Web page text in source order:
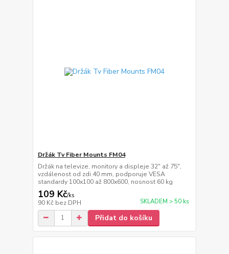
Držák Tv Fiber Mounts FM04
Držák na televize, monitory a displeje 32" až 75",
vzdálenost od zdi 40 mm, podporuje VESA
standardy 100x100 až 800x600, nosnost 60 kg
109 Kč/ks
90 Kč bez DPH SKLADEM > 50 ks
Přidat do košíku